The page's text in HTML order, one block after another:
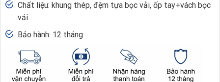
Chất liệu: khung thép, đệm tựa bọc vải, ốp tay+vách bọc
vải
Bảo hành: 12 tháng